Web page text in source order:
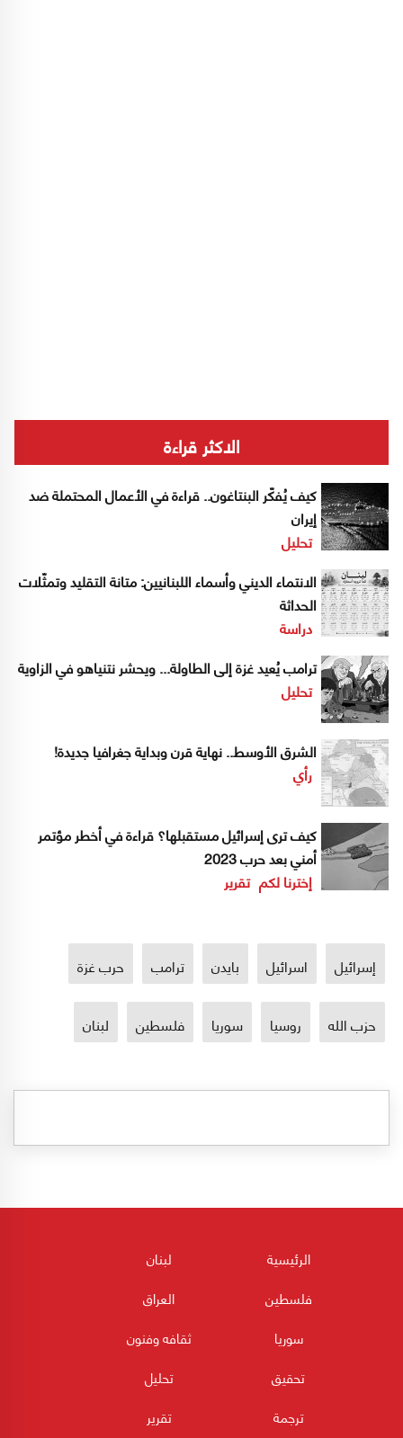
الاكثر قراءة
كيف يُفكّر البنتاغون.. قراءة في الأعمال المحتملة ضد
إيران
تحليل
الانتماء الديني وأسماء اللبنانيين: متانة التقليد وتمثّلات
الحداثة
دراسة
ترامب يُعيد غزة إلى الطاولة... ويحشر نتنياهو في الزاوية
تحليل
الشرق الأوسط.. نهاية قرن وبداية جغرافيا جديدة!
رأي
كيف ترى إسرائيل مستقبلها؟ قراءة في أخطر مؤتمر
أمني بعد حرب 2023
إخترنا لكم تقرير
إسرائيل اسرائيل بايدن ترامب حرب غزة
حزب الله روسيا سوريا فلسطين لبنان
الرئيسية
لبنان
فلسطين
العراق
سوريا
ثقافه وفنون
تحقيق
تحليل
ترجمة
تقرير